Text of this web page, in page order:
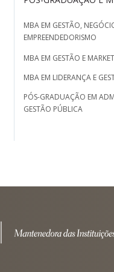
MBA EM GESTÃO,
EMPREENDEDORISMO
MBA EM GESTÃO E
MBA EM LIDERANÇA E
PÓS-GRADUAÇÃO EM
GESTÃO PÚBLICA